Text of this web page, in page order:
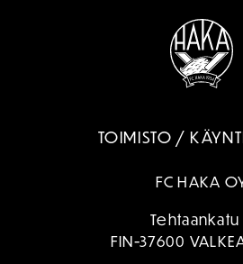
TOIMISTO /
FC HAKA
Tehtaankatu
FIN-37600